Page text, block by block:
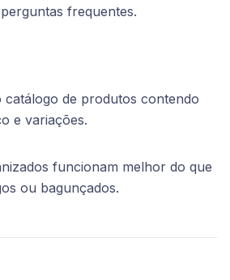
frequentes.
catálogo de produtos contendo
e variações.
funcionam melhor do que
ou bagunçados.